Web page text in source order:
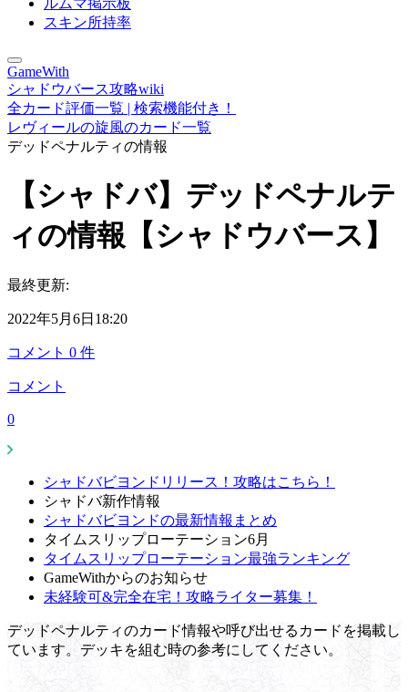
ルムマ掲示板
スキン所持率
GameWith
シャドウバース攻略wiki
全カード評価一覧 | 検索機能付き！
レヴィールの旋風のカード一覧
デッドペナルティの情報
【シャドバ】デッドペナルテ
ィの情報【シャドウバース】
最終更新:
2022年5月6日18:20
コメント 0 件
コメント
0
シャドバビヨンドリリース！攻略はこちら！
シャドバ新作情報
シャドバビヨンドの最新情報まとめ
タイムスリップローテーション6月
タイムスリップローテーション最強ランキング
GameWithからのお知らせ
未経験可&完全在宅！攻略ライター募集！
デッドペナルティのカード情報や呼び出せるカードを掲載し
ています。デッキを組む時の参考にしてください。